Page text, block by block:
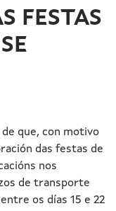
FESTAS
que, con motivo
das festas de
nos
de transporte
os días 15 e 22